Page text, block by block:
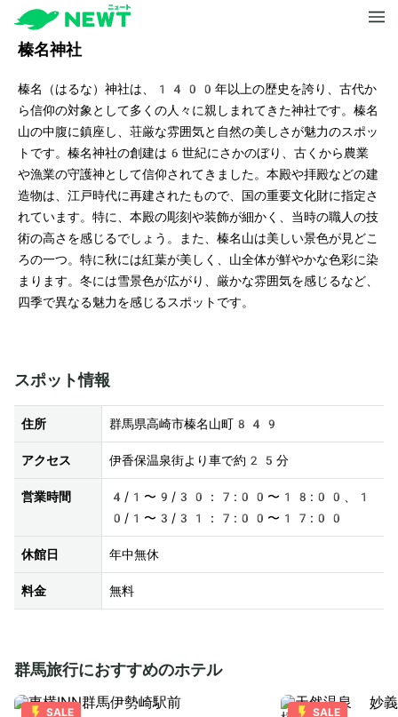
榛名神社
榛名（はるな）神社は、1400年以上の歴史を誇り、古代か
ら信仰の対象として多くの人々に親しまれてきた神社です。榛名
山の中腹に鎮座し、荘厳な雰囲気と自然の美しさが魅力のスポッ
トです。榛名神社の創建は6世紀にさかのぼり、古くから農業
や漁業の守護神として信仰されてきました。本殿や拝殿などの建
造物は、江戸時代に再建されたもので、国の重要文化財に指定さ
れています。特に、本殿の彫刻や装飾が細かく、当時の職人の技
術の高さを感じるでしょう。また、榛名山は美しい景色が見どこ
ろの一つ。特に秋には紅葉が美しく、山全体が鮮やかな色彩に染
まります。冬には雪景色が広がり、厳かな雰囲気を感じるなど、
四季で異なる魅力を感じるスポットです。
スポット情報
住所 群馬県高崎市榛名山町849
アクセス 伊香保温泉街より車で約25分
営業時間
4/1〜9/30：7:00〜18:00、1
0/1〜3/31：7:00〜17:00
休館日 年中無休
料金 無料
群馬旅行におすすめのホテル
SALE SALE